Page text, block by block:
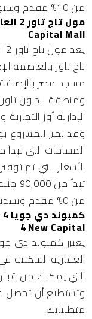
من 10% مقدم وسنوات السداد تصل إلى 7 سنوات.
Capital Mall
يعد مول تاج تاور 2 العاصمة الإدارية
تاج تاور بالعاصمة
مسجد مصر
ومنطقة الداون
الإدارية أوز
وقد تميز المشروع
الأسعار التي تم
من 0% مقدم وتسديد المتبقي على 7 سنوات.
4 New Capital
يعتبر كمبوند دي جويا 4 العاصمة
العقارية
التي يمكنك من
وتستطيع أن تحصل
متطلباتك.